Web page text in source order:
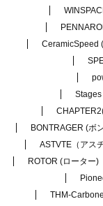
CeramicSpeed
BONTRAGER (ボ
ASTVTE（アス
ROTOR (ローター)
THM-